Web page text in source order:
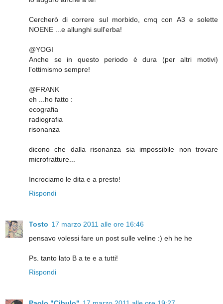
Cercherò di correre sul morbido, cmq con A3 e solette
NOENE ...e allunghi sull'erba!
@YOGI
Anche se in questo periodo è dura (per altri motivi)
l'ottimismo sempre!
@FRANK
eh ...ho fatto :
ecografia
radiografia
risonanza
dicono che dalla risonanza sia impossibile non trovare
microfratture...
Incrociamo le dita e a presto!
Rispondi
Tosto 17 marzo 2011 alle ore 16:46
pensavo volessi fare un post sulle veline :) eh he he
Ps. tanto lato B a te e a tutti!
Rispondi